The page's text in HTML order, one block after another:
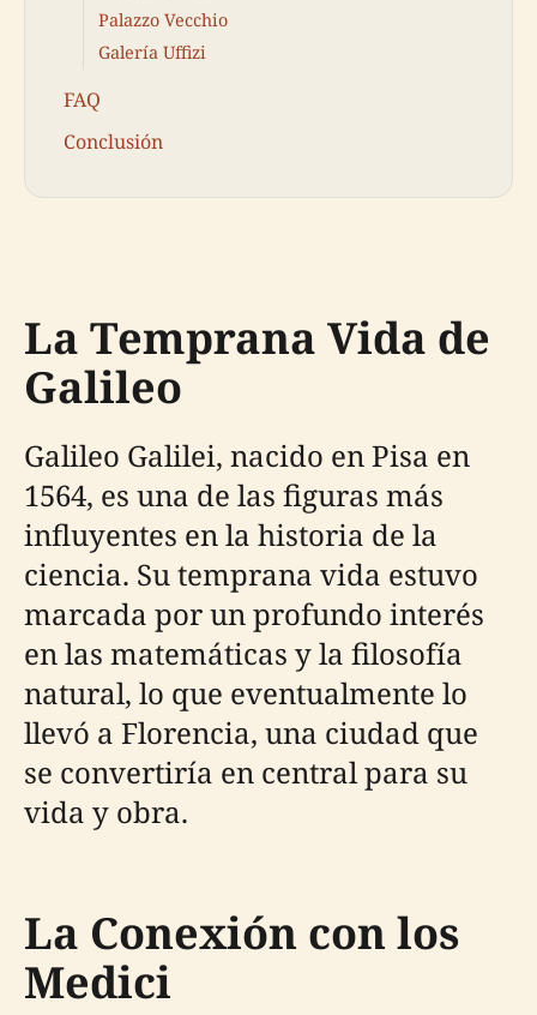
Palazzo Vecchio
Galería Uffizi
FAQ
Conclusión
La Temprana Vida de
Galileo
Galileo Galilei, nacido en Pisa en
1564, es una de las figuras más
influyentes en la historia de la
ciencia. Su temprana vida estuvo
marcada por un profundo interés
en las matemáticas y la filosofía
natural, lo que eventualmente lo
llevó a Florencia, una ciudad que
se convertiría en central para su
vida y obra.
La Conexión con los
Medici